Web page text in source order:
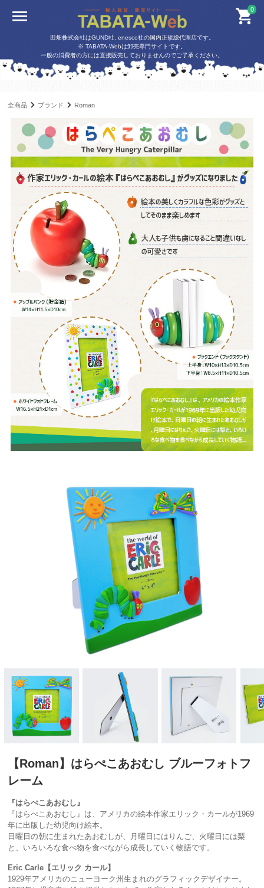
0
田畑株式会社はGUND社, enesco社の国内正規総代理店です。
※ TABATA-Webは卸売専門サイトです。
一般の消費者の方には直接販売しておりませんのでご了承ください。
全商品 ブランド Roman
【Roman】はらぺこあおむし ブルーフォトフ
レーム
『はらぺこあおむし』
『はらぺこあおむし』は、アメリカの絵本作家エリック・カールが1969
年に出版した幼児向け絵本。
日曜日の朝に生まれたあおむしが、月曜日にはりんご、火曜日には梨
と、いろいろな食べ物を食べながら成長していく物語です。
Eric Carle【エリック カール】
1929年アメリカのニューヨーク州生まれのグラフィックデザイナー。